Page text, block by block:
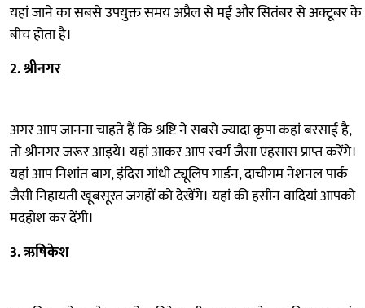
यहां जाने का सबसे उपयुक्त समय अप्रैल से मई और सितंबर से अक्टूबर के
बीच होता है।
2. श्रीनगर
अगर आप जानना चाहते हैं कि श्रष्टि ने सबसे ज्यादा कृपा कहां बरसाई है,
तो श्रीनगर जरूर आइये। यहां आकर आप स्वर्ग जैसा एहसास प्राप्त करेंगे।
यहां आप निशांत बाग, इंदिरा गांधी ट्यूलिप गार्डन, दाचीगम नेशनल पार्क
जैसी निहायती खूबसूरत जगहों को देखेंगे। यहां की हसीन वादियां आपको
मदहोश कर देंगी।
3.ऋषिकेश